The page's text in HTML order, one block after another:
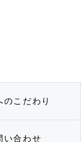
のこだわり
い合わせ